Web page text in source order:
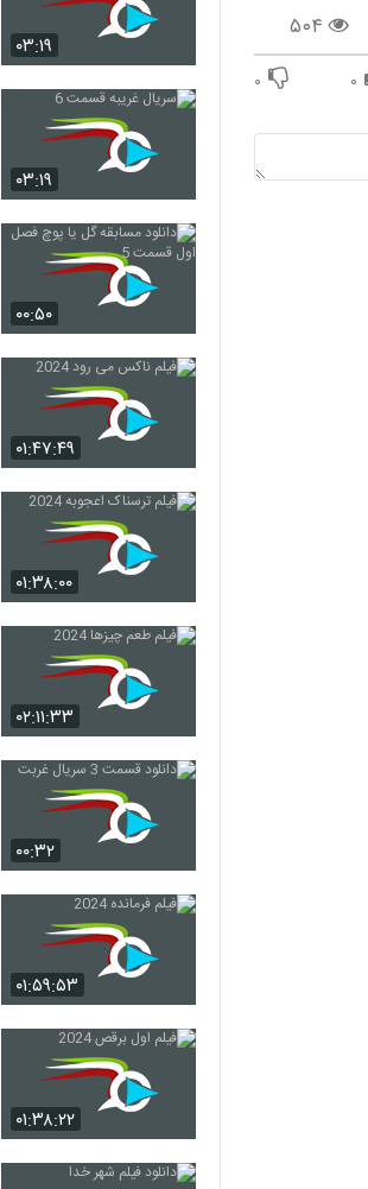
۵۰۴
۰ ۰
۰۳:۱۹
۰۳:۱۹
۰۰:۵۰
۰۱:۴۷:۴۹
۰۱:۳۸:۰۰
۰۲:۱۱:۳۳
۰۰:۳۲
۰۱:۵۹:۵۳
۰۱:۳۸:۲۲